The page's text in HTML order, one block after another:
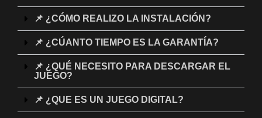
📌 ¿CÓMO REALIZO LA INSTALACIÓN?
📌 ¿CÚANTO TIEMPO ES LA GARANTÍA?
📌 ¿QUÉ NECESITO PARA DESCARGAR EL
JUEGO?
📌 ¿QUE ES UN JUEGO DIGITAL?